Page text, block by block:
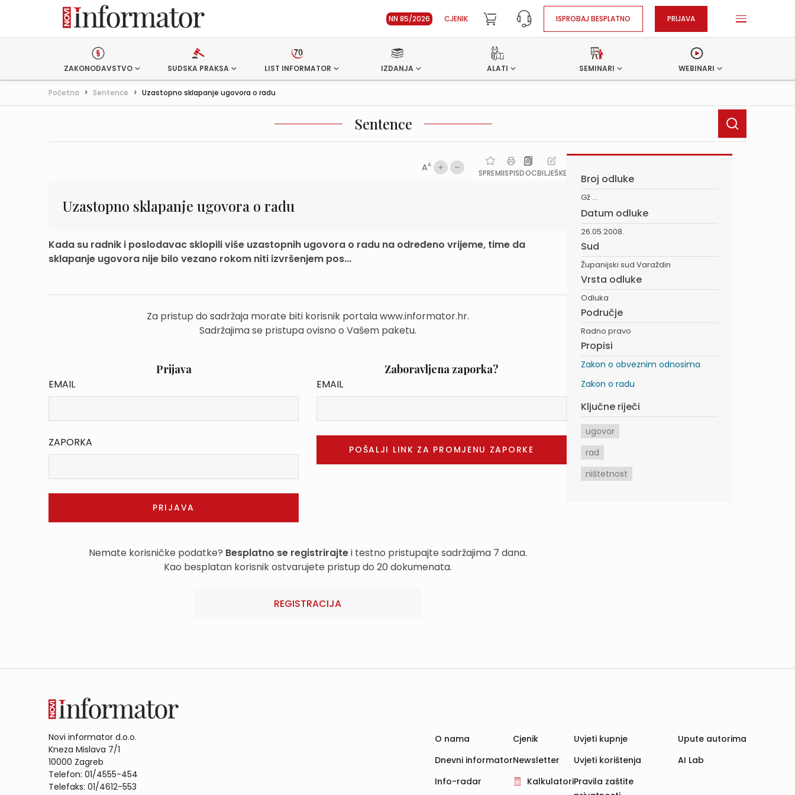
NN 85/2026 CJENIK ISPROBAJ BESPLATNO PRIJAVA
ZAKONODAVSTVO SUDSKA PRAKSA LIST INFORMATOR IZDANJA ALATI SEMINARI WEBINARI
Početna > Sentence > Uzastopno sklapanje ugovora o radu
Sentence
AA
SPREMIISPISDOCBILJEŠKE
Uzastopno sklapanje ugovora o radu
Kada su radnik i poslodavac sklopili više uzastopnih ugovora o radu na određeno vrijeme, time da
sklapanje ugovora nije bilo vezano rokom niti izvršenjem pos...
Za pristup do sadržaja morate biti korisnik portala www.informator.hr.
Sadržajima se pristupa ovisno o Vašem paketu.
Prijava
EMAIL
ZAPORKA
Zaboravljena zaporka?
EMAIL
Nemate korisničke podatke? Besplatno se registrirajtei testno pristupajte sadržajima 7 dana.
Kao besplatan korisnik ostvarujete pristup do 20 dokumenata.
REGISTRACIJA
Broj odluke
Gž ...
Datum odluke
26.05.2008.
Sud
Županijski sud Varaždin
Vrsta odluke
Odluka
Područje
Radno pravo
Propisi
Zakon o obveznim odnosima
Zakon o radu
Ključne riječi
ugovor
rad
ništetnost
Novi informator d.o.o.
Kneza Mislava 7/1
10000 Zagreb
Telefon: 01/4555-454
Telefaks: 01/4612-553
O nama
Dnevni informator
Info-radar
Cjenik
Newsletter
Kalkulatori
Uvjeti kupnje
Uvjeti korištenja
Pravila zaštite
Upute autorima
AI Lab